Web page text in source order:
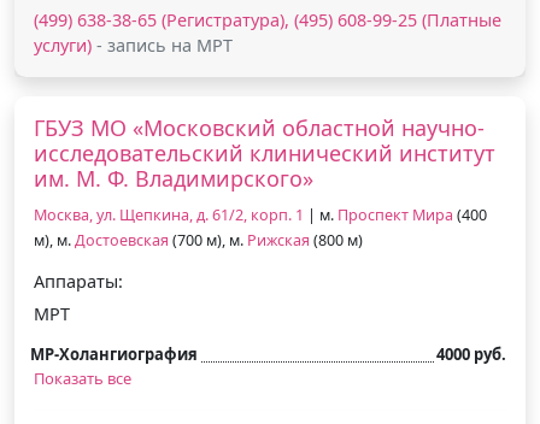
(499) 638-38-65 (Регистратура), (495) 608-99-25 (Платные
услуги) - запись на МРТ
ГБУЗ МО «Московский областной научно-
исследовательский клинический институт
им. М. Ф. Владимирского»
Москва, ул. Щепкина, д. 61/2, корп. 1 | м. Проспект Мира (400
м), м.Достоевская (700 м), м. Рижская (800 м)
Аппараты:
МРТ
МР-Холангиография
4000 руб.
Показать все